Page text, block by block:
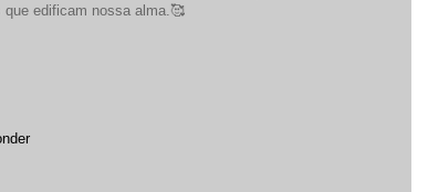
que edificam nossa alma.🥰